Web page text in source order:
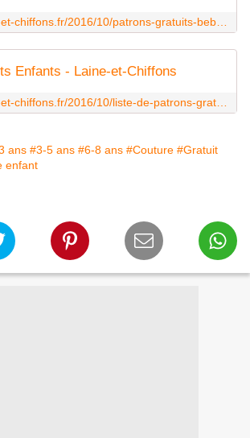
Enfants - Laine-et-Chiffons
ans #3-5 ans #6-8 ans #Couture #Gratuit
enfant